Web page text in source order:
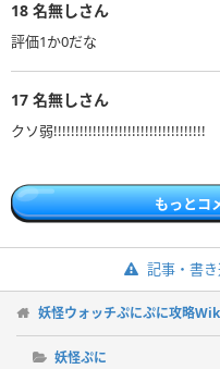
18 名無しさん
評価1か0だな
17 名無しさん
クソ弱!!!!!!!!!!!!!!!!!!!!!!!!!!!!!!!!!!!
もっとコ
記事・書
妖怪ウォッチぷにぷに攻略
妖怪ぷに